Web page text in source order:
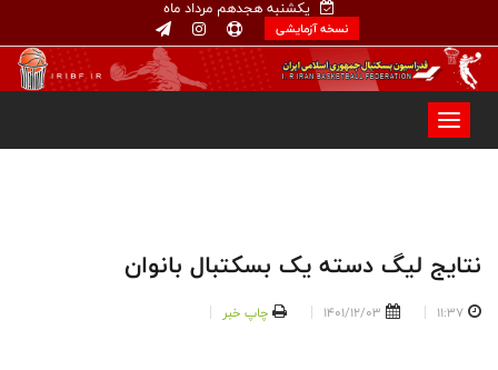
یکشنبه هجدهم مرداد ماه
نسخه آزمایشی
نتایج لیگ دسته یک بسکتبال بانوان
11:37
1401/12/03 چاپ خبر